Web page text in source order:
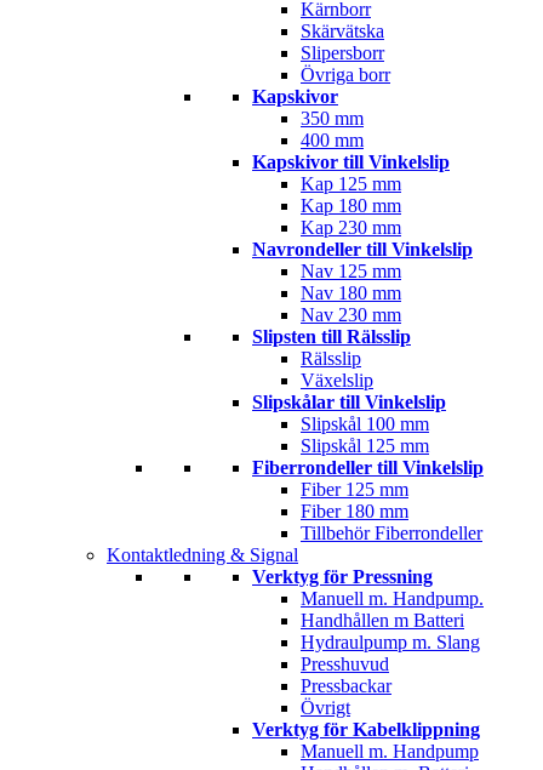
Kärnborr
Skärvätska
Slipersborr
Övriga borr
Kapskivor
350 mm
400 mm
Kapskivor till Vinkelslip
Kap 125 mm
Kap 180 mm
Kap 230 mm
Navrondeller till Vinkelslip
Nav 125 mm
Nav 180 mm
Nav 230 mm
Slipsten till Rälsslip
Rälsslip
Växelslip
Slipskålar till Vinkelslip
Slipskål 100 mm
Slipskål 125 mm
Fiberrondeller till Vinkelslip
Fiber 125 mm
Fiber 180 mm
Tillbehör Fiberrondeller
Kontaktledning & Signal
Verktyg för Pressning
Manuell m. Handpump.
Handhållen m Batteri
Hydraulpump m. Slang
Presshuvud
Pressbackar
Övrigt
Verktyg för Kabelklippning
Manuell m. Handpump